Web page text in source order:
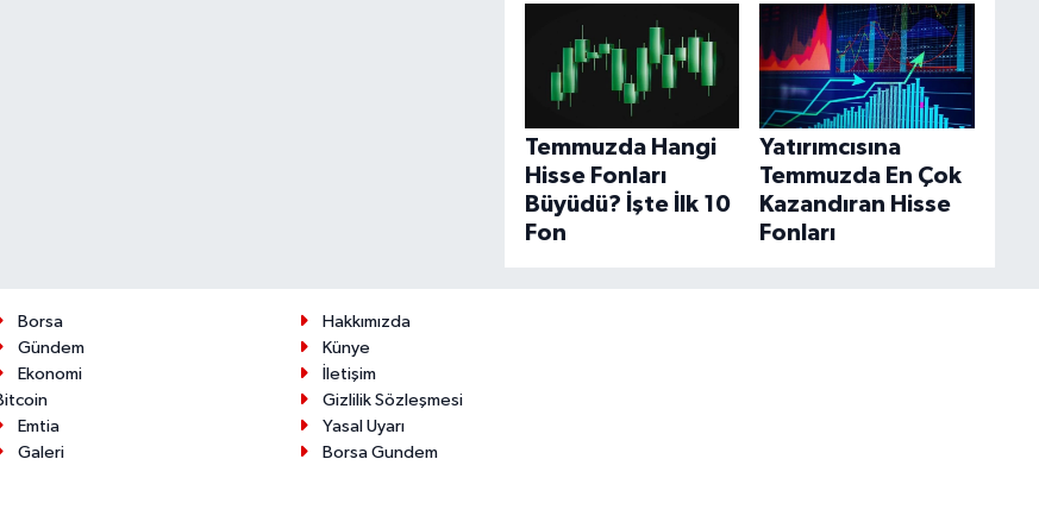
Temmuzda Hangi
Hisse Fonları
Büyüdü? İşte İlk 10
Fon
Yatırımcısına
Temmuzda En Çok
Kazandıran Hisse
Fonları
Borsa
Hakkımızda
Gündem
Künye
Ekonomi
İletişim
Gizlilik Sözleşmesi
Emtia
Yasal Uyarı
Galeri
Borsa Gundem